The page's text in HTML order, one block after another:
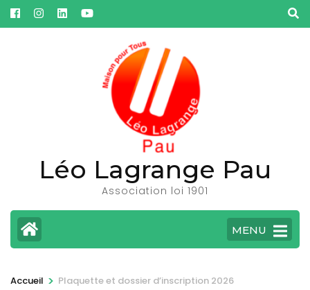
Aller
au
Léo Lagrange Pau
Association loi 1901
MENU
Accueil > Plaquette et dossier d’inscription 2026